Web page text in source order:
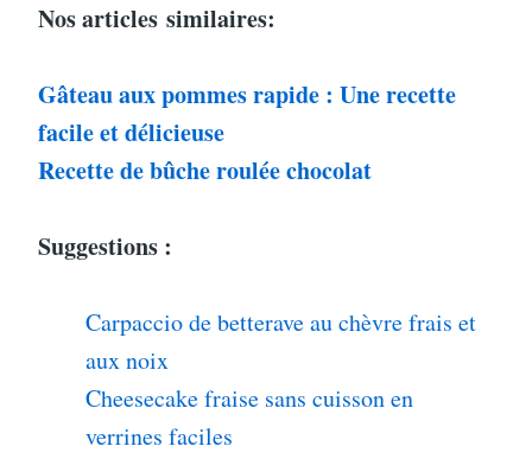
Nos articles similaires:
Gâteau aux pommes rapide : Une recette
facile et délicieuse
Recette de bûche roulée chocolat
Suggestions :
Carpaccio de betterave au chèvre frais et
aux noix
Cheesecake fraise sans cuisson en
verrines faciles